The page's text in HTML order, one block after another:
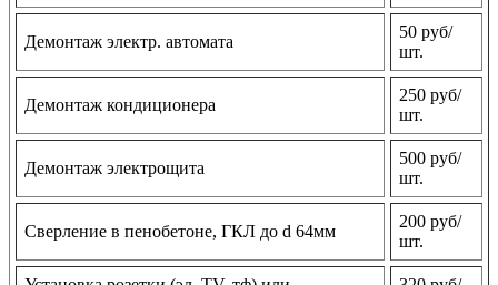
Демонтаж электр. автомата
50 руб/
шт.
Демонтаж кондиционера
250 руб/
шт.
Демонтаж электрощита
500 руб/
шт.
Сверление в пенобетоне, ГКЛ до d 64мм
200 руб/
шт.